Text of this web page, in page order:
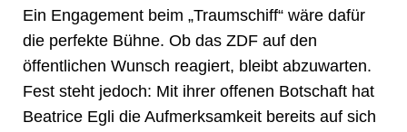
Ein Engagement beim „Traumschiff“ wäre dafür
die perfekte Bühne. Ob das ZDF auf den
öffentlichen Wunsch reagiert, bleibt abzuwarten.
Fest steht jedoch: Mit ihrer offenen Botschaft hat
Beatrice Egli die Aufmerksamkeit bereits auf sich